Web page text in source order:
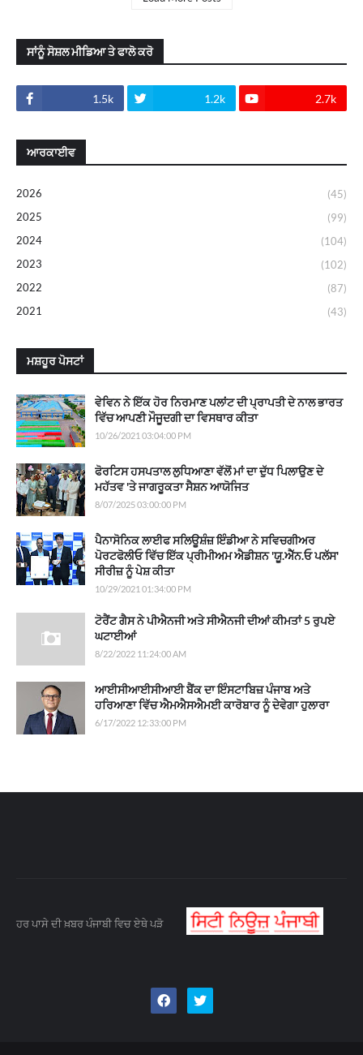
ਸਾਂਨੂੰ ਸੋਸ਼ਲ ਮੀਡਿਆ ਤੇ ਫਾਲੋ ਕਰੋ
1.5k 1.2k 2.7k
ਆਰਕਾਈਵ
2026
(45)
2025
(99)
2024
(104)
2023
(102)
2022
(87)
2021
(43)
ਮਸ਼ਹੂਰ ਪੋਸਟਾਂ
ਵੇਵਿਨ ਨੇ ਇੱਕ ਹੋਰ ਨਿਰਮਾਣ ਪਲਾਂਟ ਦੀ ਪ੍ਰਾਪਤੀ ਦੇ ਨਾਲ ਭਾਰਤ
ਵਿੱਚ ਆਪਣੀ ਮੌਜੂਦਗੀ ਦਾ ਵਿਸਥਾਰ ਕੀਤਾ
10/26/2021 03:04:00 PM
ਫੋਰਟਿਸ ਹਸਪਤਾਲ ਲੁਧਿਆਣਾ ਵੱਲੋਂ ਮਾਂ ਦਾ ਦੁੱਧ ਪਿਲਾਉਣ ਦੇ
ਮਹੱਤਵ 'ਤੇ ਜਾਗਰੂਕਤਾ ਸੈਸ਼ਨ ਆਯੋਜਿਤ
8/07/2025 03:00:00 PM
ਪੈਨਾਸੋਨਿਕ ਲਾਈਫ ਸਲਿਊਸ਼ੰਜ਼ ਇੰਡੀਆ ਨੇ ਸਵਿਚਗੀਅਰ
ਪੋਰਟਫੋਲੀਓ ਵਿੱਚ ਇੱਕ ਪ੍ਰੀਮੀਅਮ ਐਡੀਸ਼ਨ 'ਯੂ.ਐੱਨ.ਓ ਪਲੱਸ'
ਸੀਰੀਜ਼ ਨੂੰ ਪੇਸ਼ ਕੀਤਾ
10/29/2021 01:34:00 PM
ਟੋਰੈਂਟ ਗੈਸ ਨੇ ਪੀਐਨਜੀ ਅਤੇ ਸੀਐਨਜੀ ਦੀਆਂ ਕੀਮਤਾਂ 5 ਰੁਪਏ
ਘਟਾਈਆਂ
8/22/2022 11:24:00 AM
ਆਈਸੀਆਈਸੀਆਈ ਬੈਂਕ ਦਾ ਇੰਸਟਾਬਿਜ਼ ਪੰਜਾਬ ਅਤੇ
ਹਰਿਆਣਾ ਵਿੱਚ ਐਮਐਸਐਮਈ ਕਾਰੋਬਾਰ ਨੂੰ ਦੇਵੇਗਾ ਹੁਲਾਰਾ
6/17/2022 12:33:00 PM
ਹਰ ਪਾਸੇ ਦੀ ਖ਼ਬਰ ਪੰਜਾਬੀ ਵਿਚ ਏਥੇ ਪੜੋ